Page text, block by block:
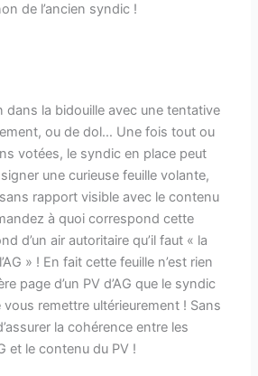
de l’ancien syndic !
dans la bidouille avec une tentative
ou de dol… Une fois tout ou
votées, le syndic en place peut
une curieuse feuille volante,
rapport visible avec le contenu
à quoi correspond cette
d’un air autoritaire qu’il faut « la
» ! En fait cette feuille n’est rien
page d’un PV d’AG que le syndic
remettre ultérieurement ! Sans
la cohérence entre les
et le contenu du PV !